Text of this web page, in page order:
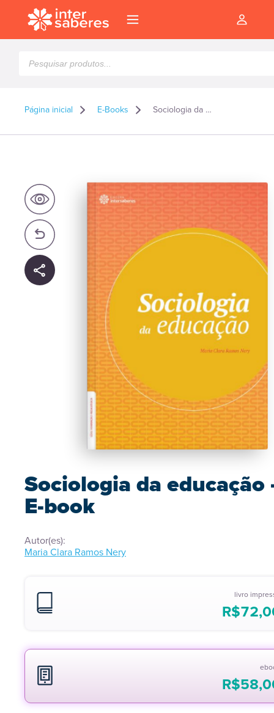
produtos
Página inicial E-Books Sociologia da educação – E-book
Sociologia da educação
E-book
Autor(es):
Maria Clara Ramos Nery
livro
R$
R$